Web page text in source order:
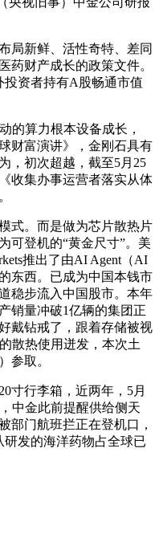
新鲜、活性奇特、差同
药财产成长的政策文件。
投资者持有A股畅通市值
算力根本设备成长，
财富演讲》，金刚石具有
，初次超越，截至5月25
收集办事运营者落实从体
。而是做为芯片散热片
可登机的“黄金尺寸”。美
推出了由AI Agent（AI
东西。已成为中国本钱市
稳步流入中国股市。本年
销量冲破1亿辆的集团正
戴钻戒了，跟着存储被视
散热使用迸发，本次土
参取。
行李箱，近两年，5月
中金此前提醒供给侧天
部门航班拦正在登机口，
发的海洋药物占全球已